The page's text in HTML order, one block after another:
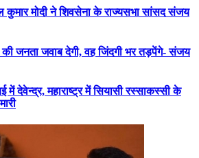
कुमार मोदी ने शिवसेना के राज्यसभा सांसद संजय
जनता जवाब देगी, वह जिंदगी भर तड़पेंगे- संजय
में देवेन्द्र, महाराष्ट्र में सियासी रस्साकस्सी के